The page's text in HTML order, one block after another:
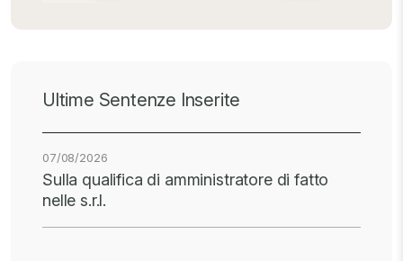
Ultime Sentenze Inserite
07/08/2026
Sulla qualifica di amministratore di fatto
nelle s.r.l.